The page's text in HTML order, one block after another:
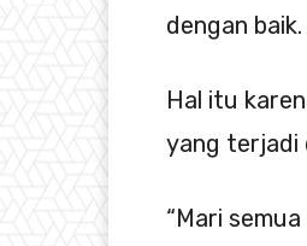
dengan baik.
Hal itu
yang terjadi
“Mari